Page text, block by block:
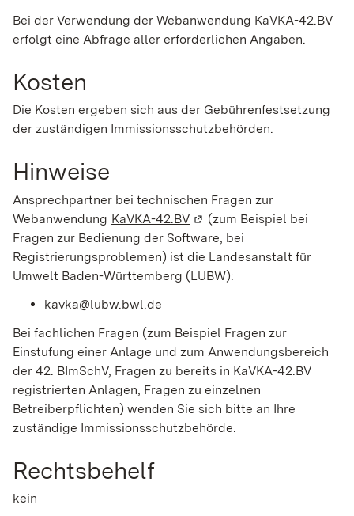
Bei der Verwendung der Webanwendung KaVKA-42.BV
erfolgt eine Abfrage aller erforderlichen Angaben.
Kosten
Die Kosten ergeben sich aus der Gebührenfestsetzung
der zuständigen Immissionsschutzbehörden.
Hinweise
Ansprechpartner bei technischen Fragen zur
Webanwendung KaVKA-42.BV (Wird in einem neuen
(zum Beispiel bei
Fragen zur Bedienung der Software, bei
Registrierungsproblemen) ist die Landesanstalt für
Umwelt Baden-Württemberg (LUBW):
kavka@lubw.bwl.de
Bei fachlichen Fragen (zum Beispiel Fragen zur
Einstufung einer Anlage und zum Anwendungsbereich
der 42. BImSchV, Fragen zu bereits in KaVKA-42.BV
registrierten Anlagen, Fragen zu einzelnen
Betreiberpflichten) wenden Sie sich bitte an Ihre
zuständige Immissionsschutzbehörde.
Rechtsbehelf
kein